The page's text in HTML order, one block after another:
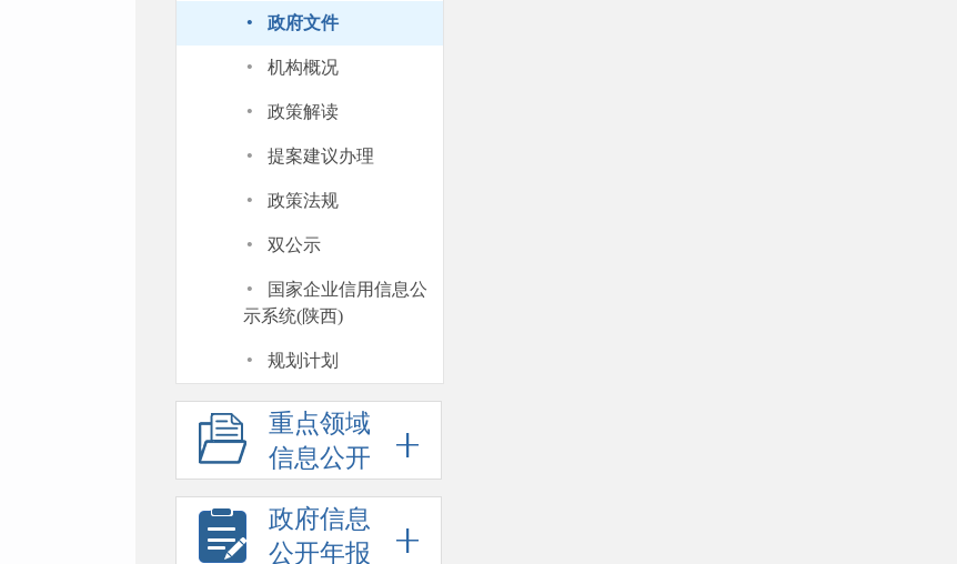
· 政府文件
· 机构概况
· 政策解读
· 提案建议办理
· 政策法规
· 双公示
·
国家企业信用信息公
示系统(陕西)
· 规划计划
重点领域
信息公开
政府信息
公开年报